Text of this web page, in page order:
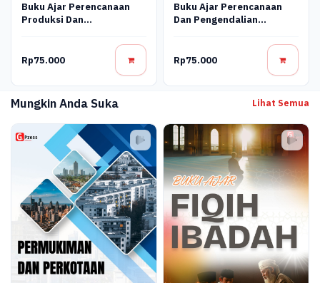
Buku Ajar Perencanaan
Produksi Dan
Rp75.000
Buku Ajar Perencanaan
Dan Pengendalian
Rp75.000
Mungkin Anda Suka Lihat Semua